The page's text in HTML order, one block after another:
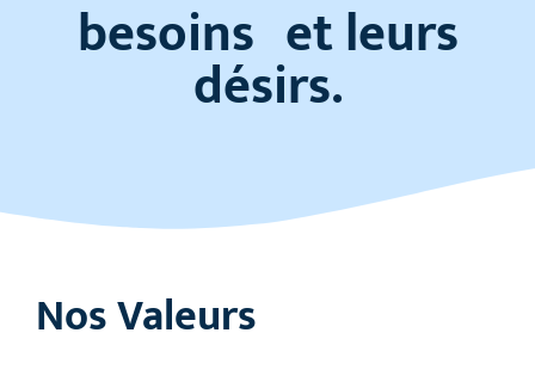
besoins et leurs
désirs.
Nos Valeurs